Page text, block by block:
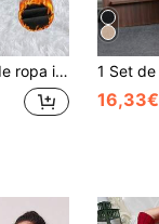
otoño / invierno
16,33€